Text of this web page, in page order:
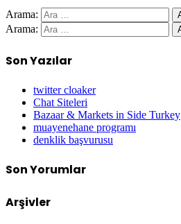
Arama:
Arama:
Son Yazılar
twitter cloaker
Chat Siteleri
Bazaar & Markets in Side Turkey
muayenehane programı
denklik başvurusu
Son Yorumlar
Arşivler